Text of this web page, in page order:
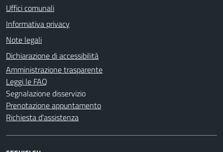
Uffici comunali
Informativa privacy
Note legali
Dichiarazione di accessibilità
Amministrazione trasparente
Leggi le FAQ
Segnalazione disservizio
Prenotazione appuntamento
Richiesta d'assistenza